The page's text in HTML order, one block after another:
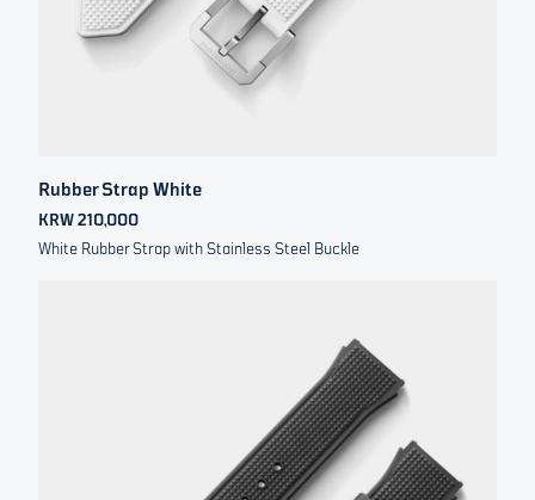
Rubber Strap White
KRW 210,000
White Rubber Strap with Stainless Steel Buckle